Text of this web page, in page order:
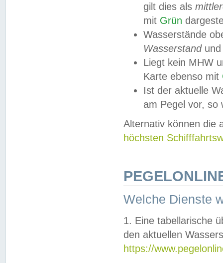
gilt dies als
mit Grün
Wasserstände
Wasserstandund
Liegt kein MHW
Karte ebenso mit
Ist der aktuelle
am Pegel vor,
Alternativ können die
höchsten
Welche Dienste
1. Eine tabellarische
den aktuellen
https://